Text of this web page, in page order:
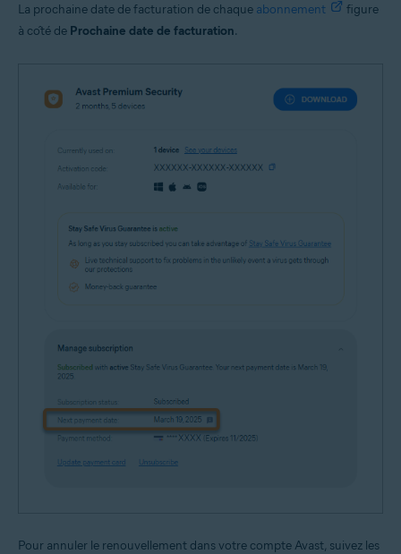
La prochaine date de facturation de chaque abonnement
figure
à côté de Prochaine date de facturation.
Pour annuler le renouvellement dans votre compte Avast, suivez les